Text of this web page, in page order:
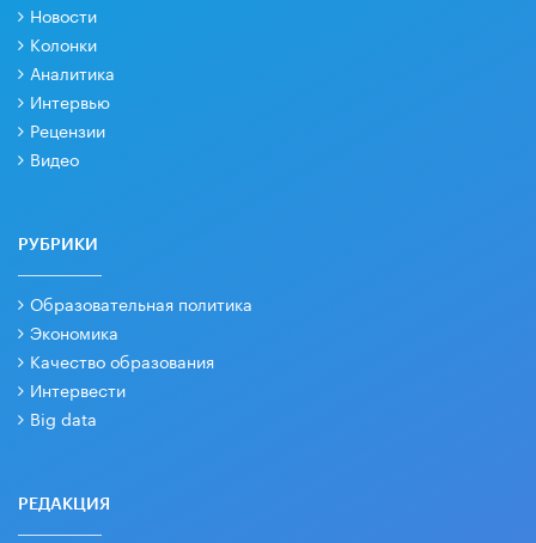
Новости
Колонки
Аналитика
Интервью
Рецензии
Видео
РУБРИКИ
Образовательная политика
Экономика
Качество образования
Интервести
Big data
РЕДАКЦИЯ